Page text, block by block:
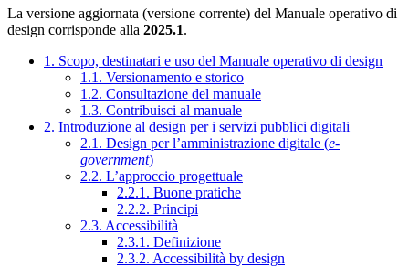
La versione aggiornata (versione corrente) del Manuale operativo di
design corrisponde alla 2025.1.
1. Scopo, destinatari e uso del Manuale operativo di design
1.1. Versionamento e storico
1.2. Consultazione del manuale
1.3. Contribuisci al manuale
2. Introduzione al design per i servizi pubblici digitali
2.1. Design per l’amministrazione digitale (e-
government)
2.2. L’approccio progettuale
2.2.1. Buone pratiche
2.2.2. Principi
2.3. Accessibilità
2.3.1. Definizione
2.3.2. Accessibilità by design